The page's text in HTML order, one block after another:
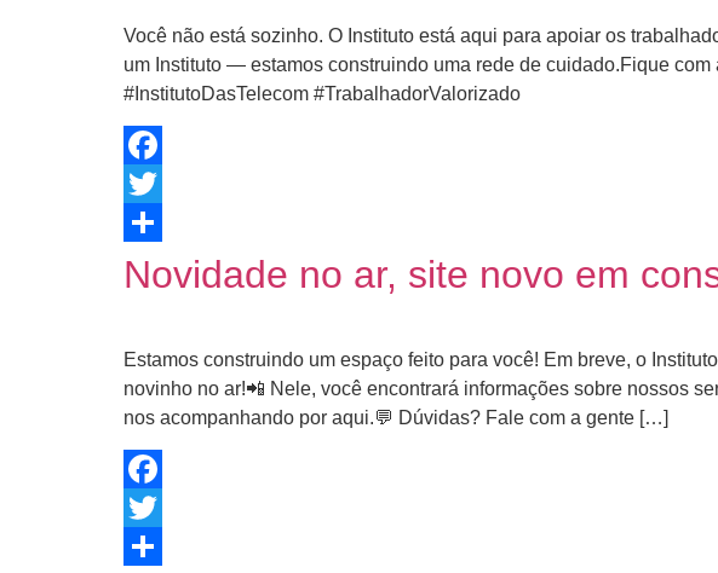
Você não está sozinho. O Instituto está aqui para apoiar os
um Instituto — estamos construindo uma rede de cuidado.Fique
#InstitutoDasTelecom #TrabalhadorValorizado
Facebook
Twitter
Share
Novidade no ar, site novo em
Estamos construindo um espaço feito para você! Em breve, o
novinho no ar!📲 Nele, você encontrará informações sobre nossos
nos acompanhando por aqui.💬 Dúvidas? Fale com a gente […]
Facebook
Twitter